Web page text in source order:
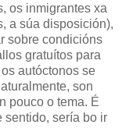
os inmigrantes xa
a súa disposición),
sobre condicións
gratuítos para
autóctonos se
son
pouco o tema. É
sentido, sería bo ir